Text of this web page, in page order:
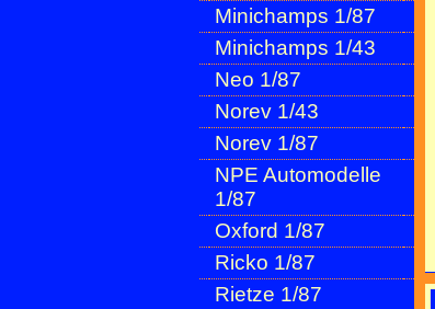
Minichamps 1/87
Minichamps 1/43
Neo 1/87
Norev 1/43
Norev 1/87
NPE Automodelle
1/87
Oxford 1/87
Ricko 1/87
Rietze 1/87